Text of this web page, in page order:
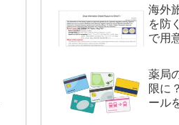
海外
を防
で用
薬局
限に
ール